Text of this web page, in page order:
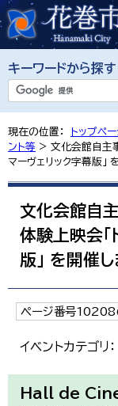
キーワードから探す
現在の位置： トップペー
ント等 > 文化会館自主
マーヴェリック字幕版」
文化会館自
体験上映会「
版」 を開催
ページ番号
イベントカテゴリ：
Hall de